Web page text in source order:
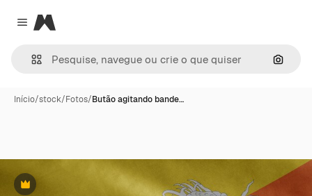
Close menu
Magnific
Início/stock/Fotos/Butão agitando bande…
Premium